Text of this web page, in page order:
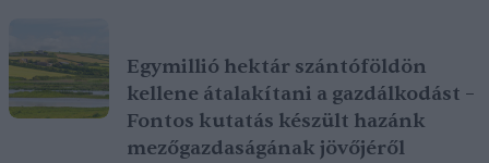
Egymillió hektár szántóföldön
kellene átalakítani a gazdálkodást –
Fontos kutatás készült hazánk
mezőgazdaságának jövőjéről